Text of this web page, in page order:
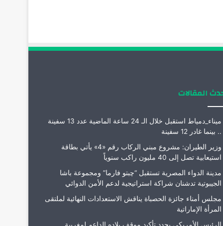
المقالات
ميناء_دمياط استقبل خلال الـ 24 ساعة الماضية عدد 13 سفينة
.. بينما غادر 12 سفينة
وزير الطيران: مشروع مبني الركاب رقم «4» يأتي بطاقة
استيعابية تصل إلى 40 مليون راكب سنوياً
مدينة الدواء المصرية تستقبل “چبتو فارما” ومجموعة باشا
الجيبوتية تدشنان شراكة استراتيجية لدعم الأمن الدوائي
مجلس أمناء جائزة الحصباة يناقش الاستعدادات النهائية لملتقى
المرأة الإماراتية